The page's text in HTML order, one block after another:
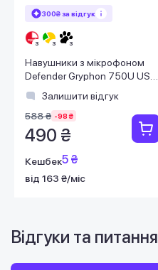
300₴ за відгук
Навушники з мікрофоном
Defender Gryphon 750U USB
чорні
Залишити відгук
588 ₴ -98 ₴
490 ₴
Кешбек5 ₴
від 163 ₴/міс
Відгуки та питання